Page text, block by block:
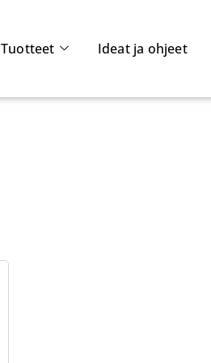
Tuotteet Ideat ja ohjeet